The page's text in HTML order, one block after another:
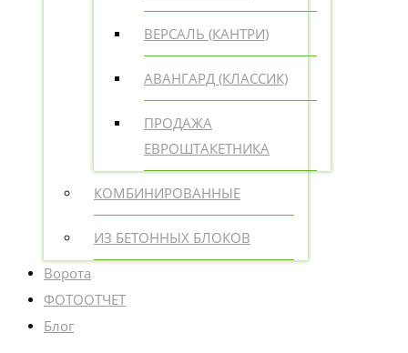
ВЕРСАЛЬ (КАНТРИ)
АВАНГАРД (КЛАССИК)
ПРОДАЖА
ЕВРОШТАКЕТНИКА
КОМБИНИРОВАННЫЕ
ИЗ БЕТОННЫХ БЛОКОВ
Ворота
ФОТООТЧЕТ
Блог